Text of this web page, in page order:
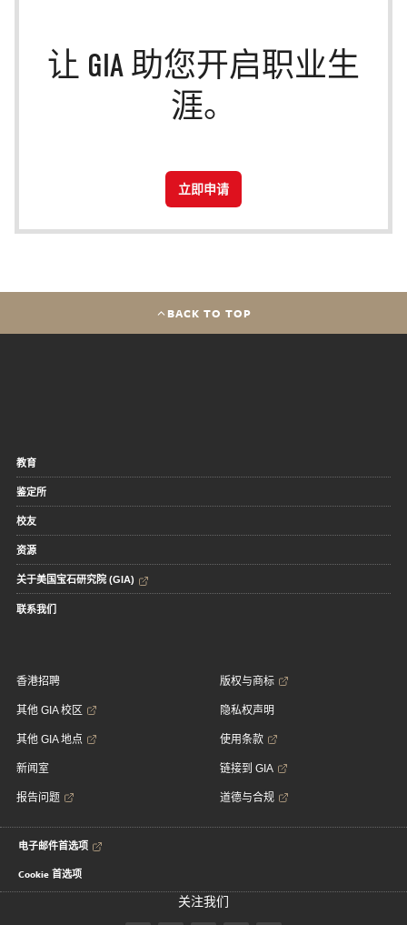
让 GIA 助您开启职业生
涯。
立即申请
BACK TO TOP
教育
鉴定所
校友
资源
关于美国宝石研究院 (GIA)
联系我们
香港招聘
其他 GIA 校区
其他 GIA 地点
新闻室
报告问题
版权与商标
隐私权声明
使用条款
链接到 GIA
道德与合规
电子邮件首选项
Cookie 首选项
关注我们